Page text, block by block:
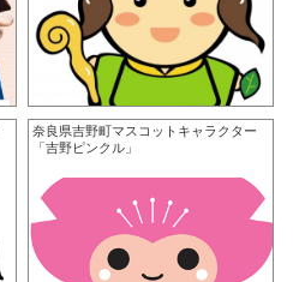
奈良県吉野町マスコットキャラクター
「吉野ピンクル」